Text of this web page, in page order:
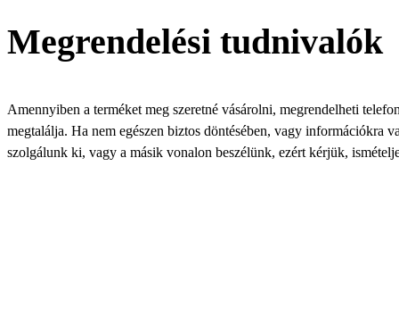
Megrendelési tudnivalók
Amennyiben a terméket meg szeretné vásárolni, megrendelheti
megtalálja. Ha nem egészen biztos döntésében, vagy információkra
szolgálunk ki, vagy a másik vonalon beszélünk, ezért kérjük,